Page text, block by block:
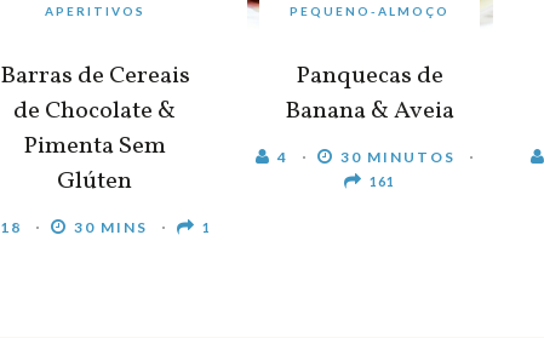
APERITIVOS
Barras de Cereais
de Chocolate &
Pimenta Sem
Glúten
18 30 MINS 1
PEQUENO-ALMOÇO
Panquecas de
Banana & Aveia
4 30 MINUTOS
161